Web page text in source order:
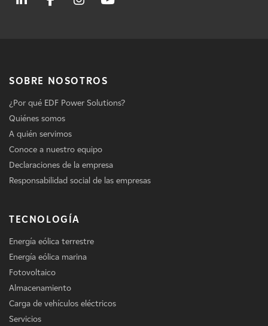
SOBRE NOSOTROS
¿Por qué EDF Power Solutions?
Quiénes somos
A quién servimos
Conoce a nuestro equipo
Declaraciones de la empresa
Responsabilidad social de las empresas
TECNOLOGÍA
Energía eólica terrestre
Energía eólica marina
Fotovoltaico
Almacenamiento
Carga de vehículos eléctricos
Servicios